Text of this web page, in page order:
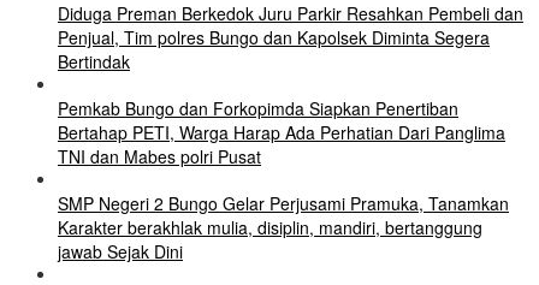
Diduga Preman Berkedok Juru Parkir Resahkan Pembeli dan
Penjual, Tim polres Bungo dan Kapolsek Diminta Segera
Bertindak
Pemkab Bungo dan Forkopimda Siapkan Penertiban
Bertahap PETI, Warga Harap Ada Perhatian Dari Panglima
TNI dan Mabes polri Pusat
SMP Negeri 2 Bungo Gelar Perjusami Pramuka, Tanamkan
Karakter berakhlak mulia, disiplin, mandiri, bertanggung
jawab Sejak Dini